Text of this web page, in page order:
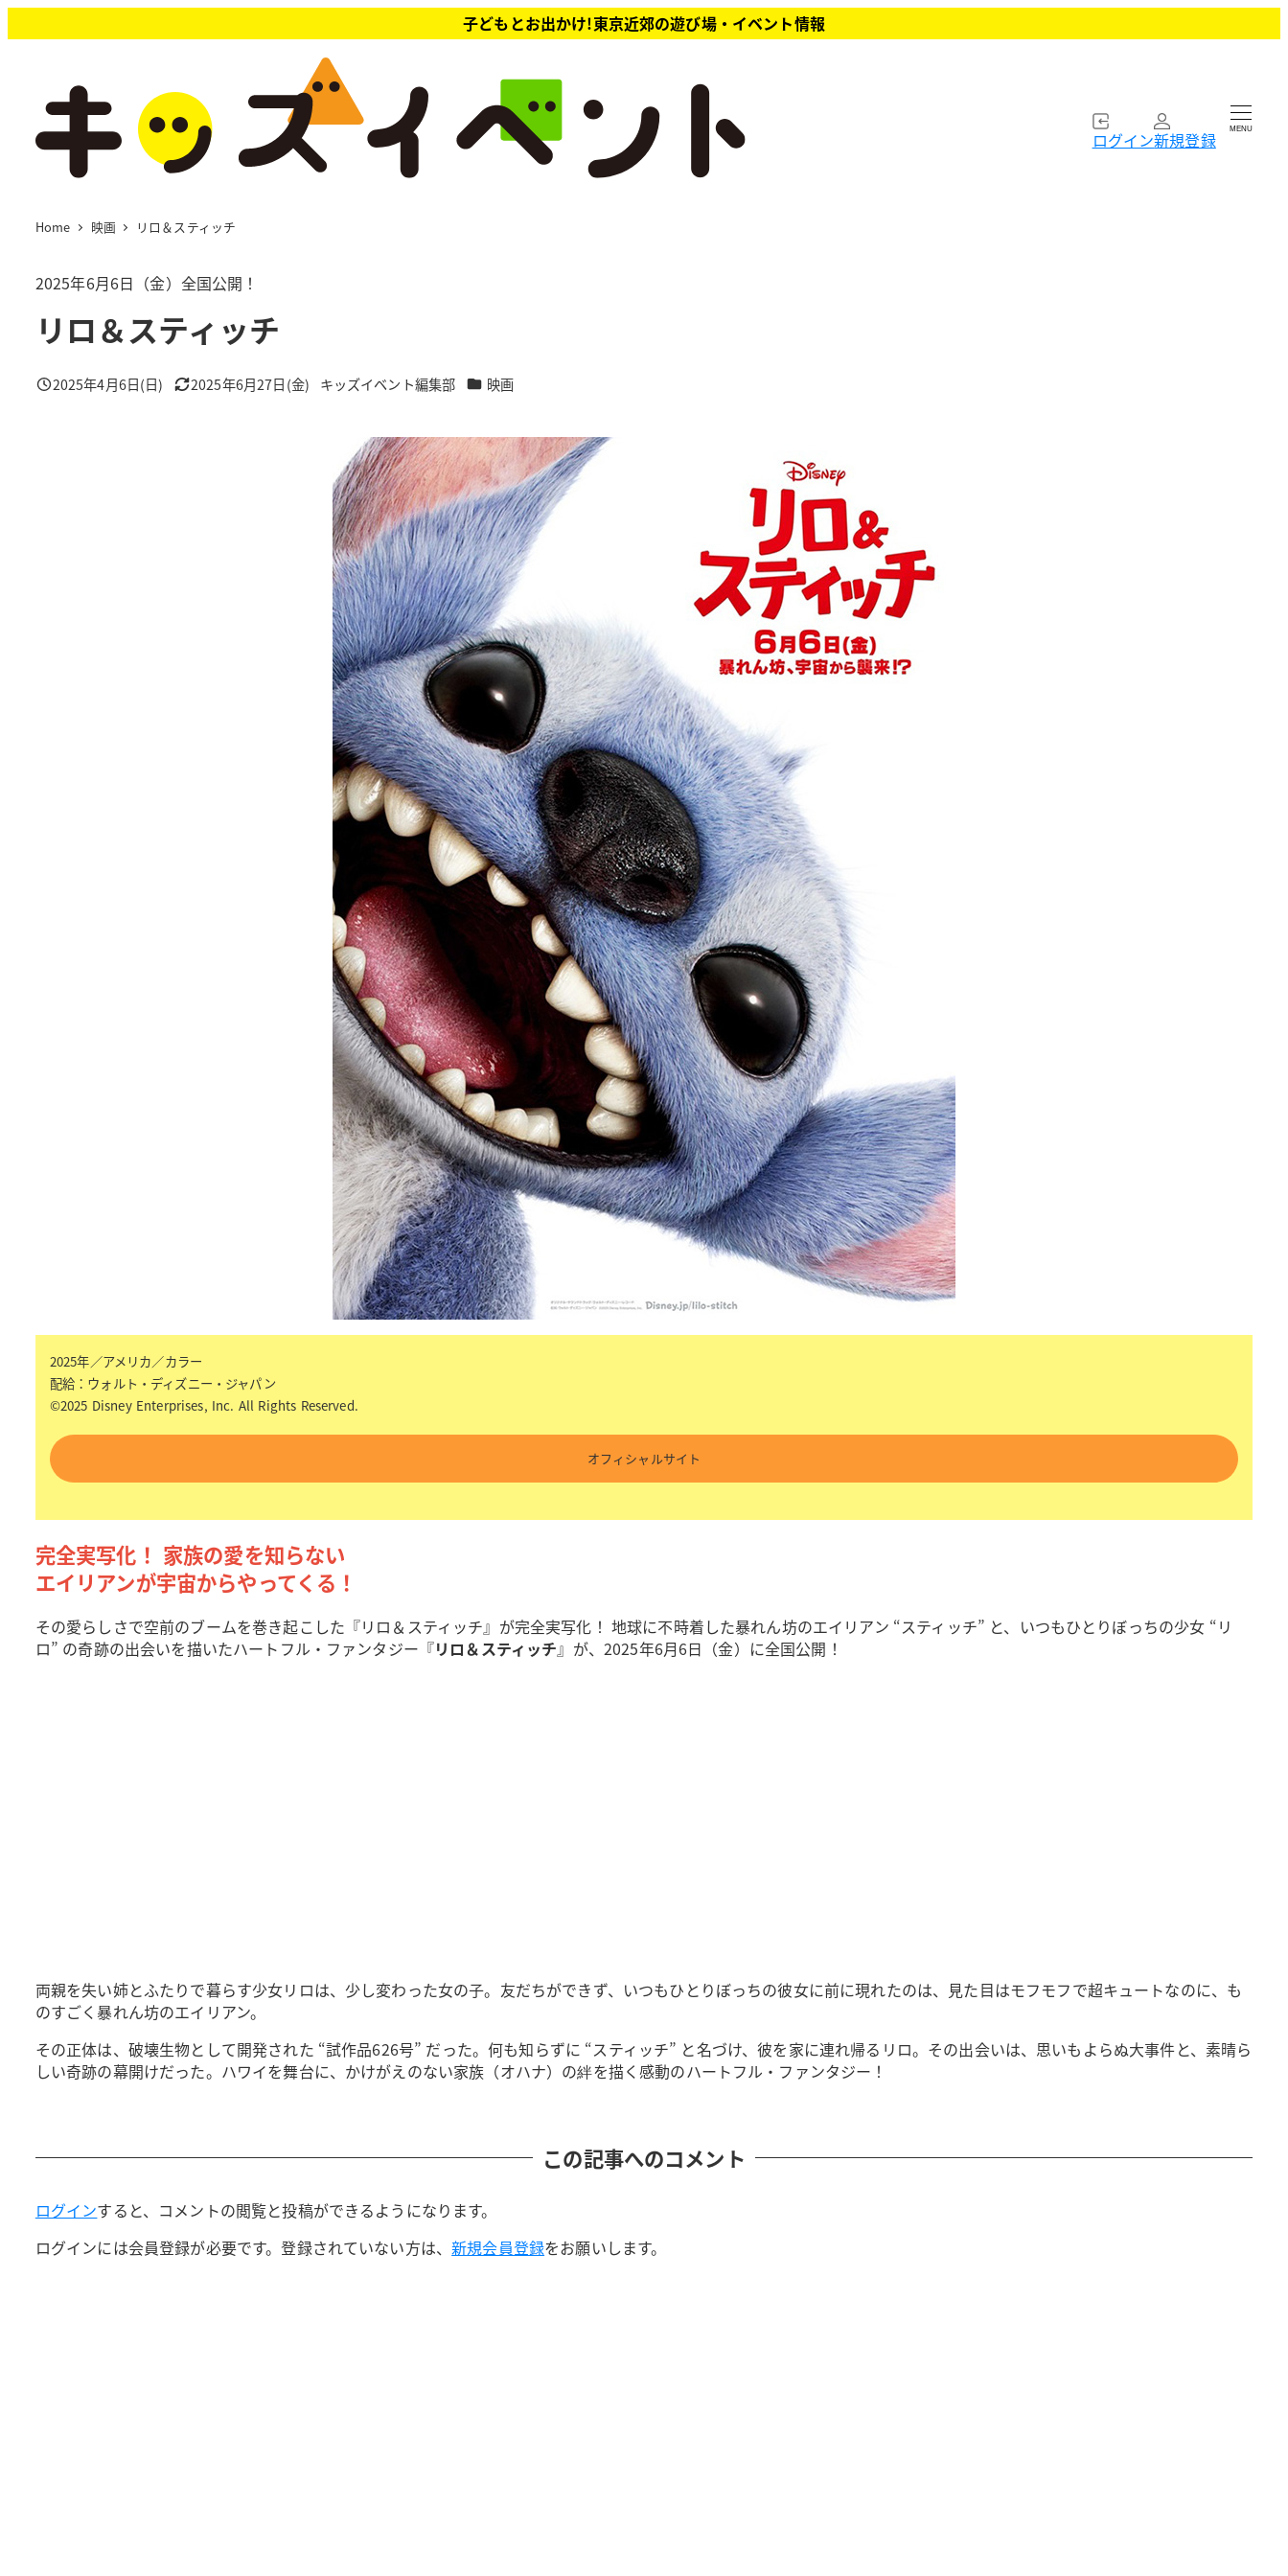
イ
子どもとお出かけ!東京近郊の遊び場・イベント情報
ログイン新規登録 MENU
Home 映画 リロ＆スティッチ
2025年6月6日（金）全国公開！
リロ＆スティッチ
投稿日
2025年4月6日(日) 更新日
2025年6月27日(金)
著
キッズイベント編集部 カテゴリー
映画
2025年／アメリカ／カラー
配給：ウォルト・ディズニー・ジャパン
©2025 Disney Enterprises, Inc. All Rights Reserved.
オフィシャルサイト
完全実写化！ 家族の愛を知らない
エイリアンが宇宙からやってくる！
その愛らしさで空前のブームを巻き起こした『リロ＆スティッチ』が完全実写化！ 地球に不時着した暴れん坊のエイリアン “スティッチ” と、いつもひとりぼっちの少女 “リ
ロ” の奇跡の出会いを描いたハートフル・ファンタジー『リロ＆スティッチ』が、2025年6月6日（金）に全国公開！
両親を失い姉とふたりで暮らす少女リロは、少し変わった女の子。友だちができず、いつもひとりぼっちの彼女に前に現れたのは、見た目はモフモフで超キュートなのに、も
のすごく暴れん坊のエイリアン。
その正体は、破壊生物として開発された “試作品626号” だった。何も知らずに “スティッチ” と名づけ、彼を家に連れ帰るリロ。その出会いは、思いもよらぬ大事件と、素晴ら
しい奇跡の幕開けだった。ハワイを舞台に、かけがえのない家族（オハナ）の絆を描く感動のハートフル・ファンタジー！
この記事へのコメント
ログインすると、コメントの閲覧と投稿ができるようになります。
ログインには会員登録が必要です。登録されていない方は、新規会員登録をお願いします。